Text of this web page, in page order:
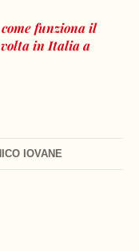
IOVANE
come funziona il
in Italia a